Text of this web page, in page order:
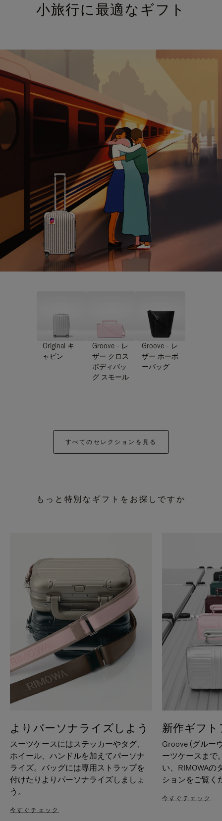
小旅行に最適なギフト
Original キ
ャビン
Groove - レ
ザー クロス
ボディバッ
グ スモール
Groove - レ
ザー ホーボ
ーバッグ
すべてのセレクションを見る
もっと特別なギフトをお探しですか
よりパーソナライズしよう
スーツケースにはステッカーやタグ、
ホイール、ハンドルを加えてパーソナ
ライズ。バッグには専用ストラップを
付けたりよりパーソナライズしましょ
う。
今すぐチェック
新作ギフ
Groove (グルー
ーツケースまで
い、RIMOWAの
ションをご覧く
今すぐチェック